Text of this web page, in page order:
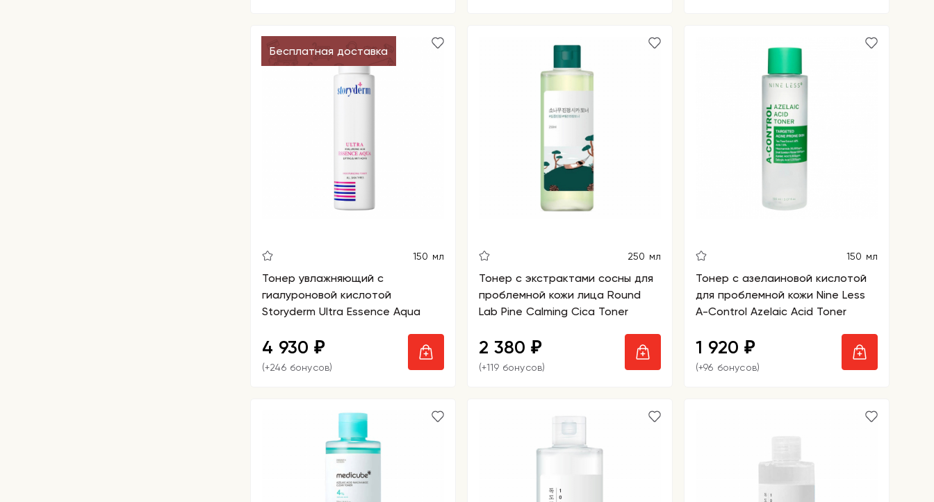
Бесплатная доставка
150 мл
Тонер увлажняющий с
гиалуроновой кислотой
Storyderm Ultra Essence Aqua
4 930 ₽
(+246 бонусов)
250 мл
Тонер с экстрактами сосны для
проблемной кожи лица Round
Lab Pine Calming Cica Toner
2 380 ₽
(+119 бонусов)
150 мл
Тонер с азелаиновой кислотой
для проблемной кожи Nine Less
A-Control Azelaic Acid Toner
1 920 ₽
(+96 бонусов)